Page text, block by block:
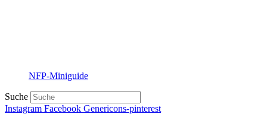
NFP-Miniguide
Suche
Instagram Facebook Genericons-pinterest